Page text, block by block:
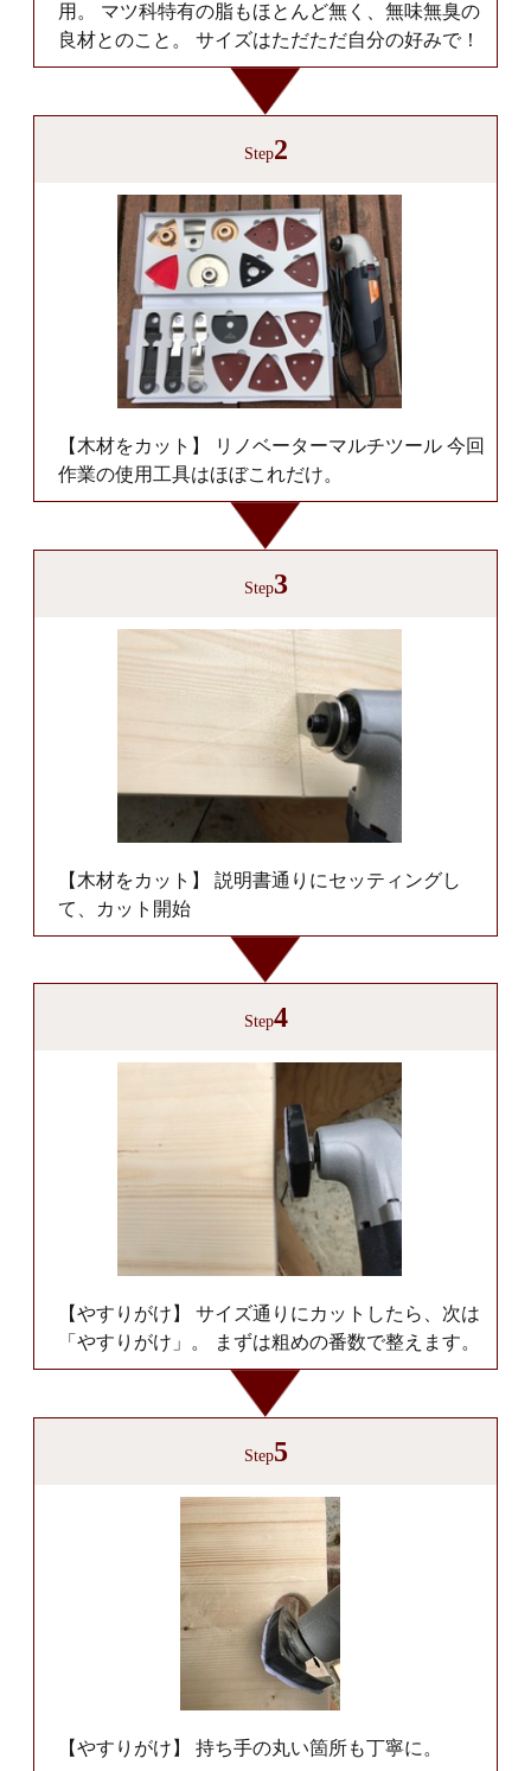
用。 マツ科特有の脂もほとんど無く、無味無臭の
良材とのこと。 サイズはただただ自分の好みで！
Step2
【木材をカット】 リノベーターマルチツール 今回
作業の使用工具はほぼこれだけ。
Step3
【木材をカット】 説明書通りにセッティングし
て、カット開始
Step4
【やすりがけ】 サイズ通りにカットしたら、次は
「やすりがけ」。 まずは粗めの番数で整えます。
Step5
【やすりがけ】 持ち手の丸い箇所も丁寧に。